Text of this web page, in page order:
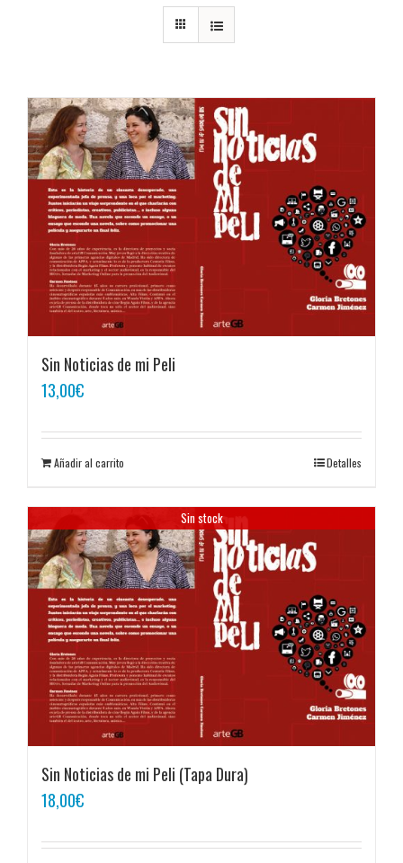
Sin Noticias de mi Peli
13,00€
Añadir al carrito Detalles
Sin stock
Sin Noticias de mi Peli (Tapa Dura)
18,00€